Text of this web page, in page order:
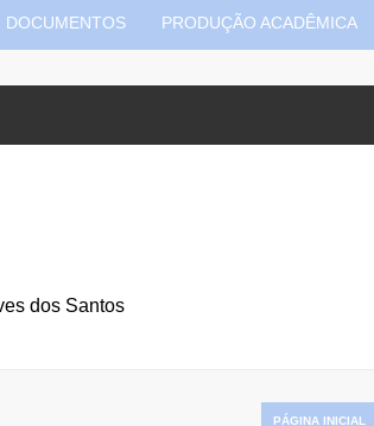
DOCUMENTOS PRODUÇÃO ACADÊMICA
dos Santos
PÁGINA INICIAL